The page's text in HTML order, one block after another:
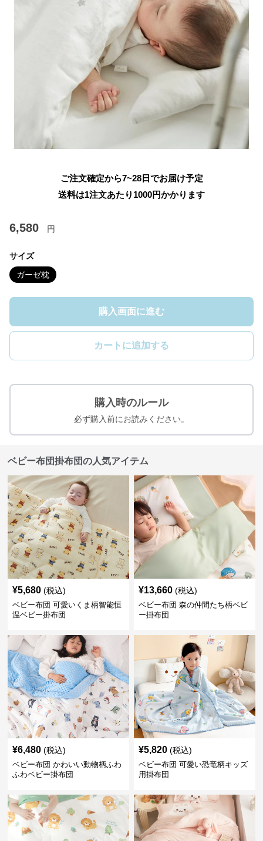
ご注文確定から7~28日でお届け予定
送料は1注文あたり 1000円かかります
6,580 円
サイズ
ガーゼ枕
購入画面に進む
カートに追加する
購入時のルール
必ず購入前にお読みください。
ベビー布団掛布団の人気アイテム
¥5,680 (税込)
ベビー布団 可愛いくま柄智能恒
温ベビー掛布団
¥13,660 (税込)
ベビー布団 森の仲間たち柄ベビ
ー掛布団
¥6,480 (税込)
ベビー布団 かわいい動物柄ふわ
ふわベビー掛布団
¥5,820 (税込)
ベビー布団 可愛い恐竜柄キッズ
用掛布団